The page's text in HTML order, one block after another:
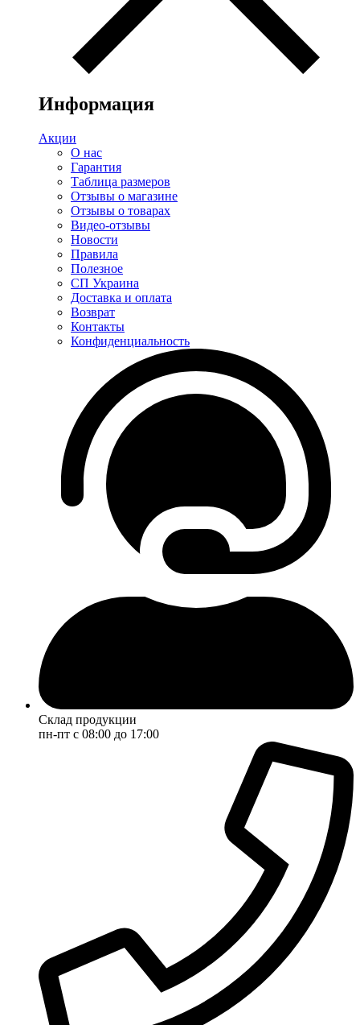
Информация
Акции
О нас
Гарантия
Таблица размеров
Отзывы о магазине
Отзывы о товарах
Видео-отзывы
Новости
Правила
Полезное
СП Украина
Доставка и оплата
Возврат
Контакты
Конфиденциальность
Склад продукции
пн-пт с 08:00 до 17:00